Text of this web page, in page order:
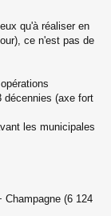
qu'à réaliser en
ce n'est pas de
décennies (axe fort
les municipales
Champagne (6 124